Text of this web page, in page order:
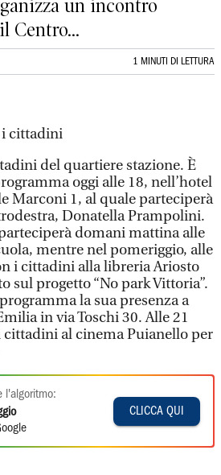
un incontro
Centro...
1 MINUTI DI LETTURA
cittadini
del quartiere stazione. È
oggi alle 18, nell’hotel
Marconi 1, al quale parteciperà
Donatella Prampolini.
domani mattina alle
mentre nel pomeriggio, alle
i cittadini alla libreria Ariosto
sul progetto “No park Vittoria”.
la sua presenza a
in via Toschi 30. Alle 21
al cinema Puianello per
l'algoritmo:
CLICCA QUI